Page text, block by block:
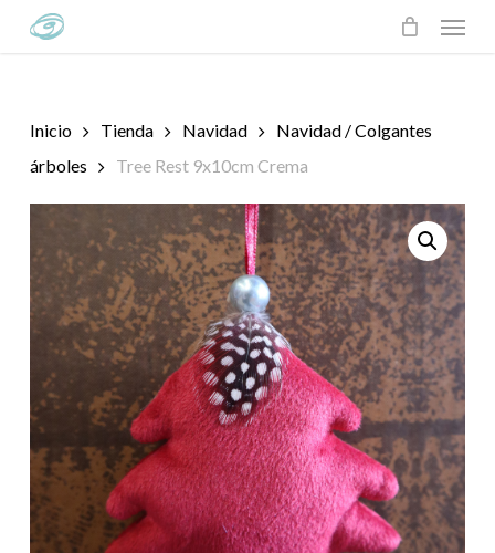
Menu
Inicio Tienda Navidad
Navidad / Colgantes
árboles
Tree Rest 9x10cm Crema